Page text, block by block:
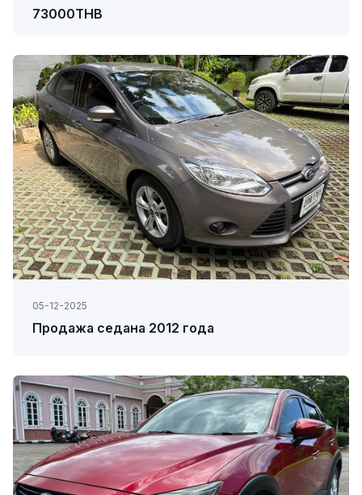
73000THB
05-12-2025
Продажа седана 2012 года